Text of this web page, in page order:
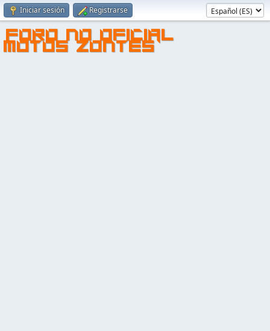
Iniciar sesión Registrarse
FORO NO OFICIAL
MOTOS ZONTES